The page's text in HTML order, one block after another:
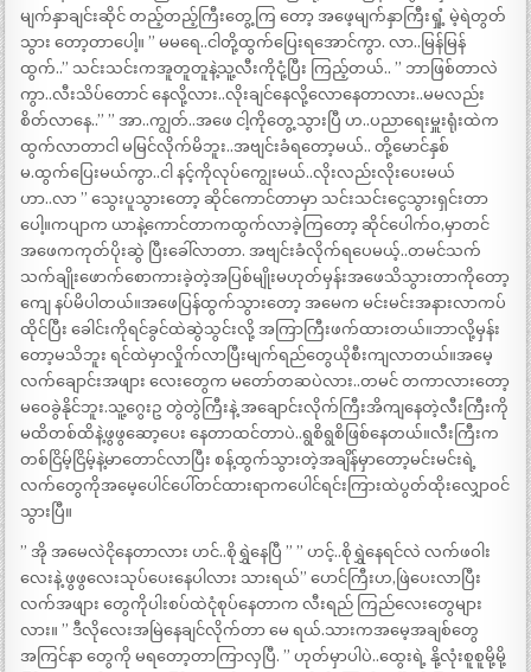
မျက်နှာချင်းဆိုင် တည့်တည့်ကြီးတွေ့ကြ တော့ အဖေ့မျက်နှာကြီးရှုံ့ မဲ့ရဲတွတ်
သွား တော့တာပေါ့။ ” မမရေ..ငါတို့ထွက်ပြေးရအောင်ကွာ. လာ..မြန်မြန်
ထွက်..” သင်းသင်းကအူတူတူနဲ့သူ့လီးကိုငုံ့ပြီး ကြည့်တယ်.. ” ဘာဖြစ်တာလဲ
ကွာ..လီးသိပ်တောင် နေလို့လား..လိုးချင်နေလို့လောနေတာလား..မမလည်း
စိတ်လာနေ..” ” အာ..ကျွတ်..အဖေ ငါ့ကိုတွေ့သွားပြီ ဟ..ပညာရေးမှူးရုံးထဲက
ထွက်လာတာငါ မမြင်လိုက်မိဘူး..အဗျင်းခံရတော့မယ်.. တို့မောင်နှစ်
မ.ထွက်ပြေးမယ်ကွာ..ငါ နင့်ကိုလုပ်ကျွေးမယ်..လိုးလည်းလိုးပေးမယ်
ဟာ..လာ ” သွေးပူသွားတော့ ဆိုင်ကောင်တာမှာ သင်းသင်းငွေသွားရှင်းတာ
ပေါ့။ကပျာက ယာနဲ့ကောင်တာကထွက်လာခဲ့ကြတော့ ဆိုင်ပေါက်ဝ,မှာတင်
အဖေကကုတ်ပိုးဆွဲ ပြီးခေါ်လာတာ. အဗျင်းခံလိုက်ရပေမယ့်..တမင်သက်
သက်ချိုးဖောက်စောကားခဲ့တဲ့အပြစ်မျိုးမဟုတ်မှန်းအဖေသိသွားတာကိုတော့
ကျေ နပ်မိပါတယ်။အဖေပြန်ထွက်သွားတော့ အမေက မင်းမင်းအနားလာကပ်
ထိုင်ပြီး ခေါင်းကိုရင်ခွင်ထဲဆွဲသွင်းလို့ အကြာကြီးဖက်ထားတယ်။ဘာလို့မှန်း
တော့မသိဘူး ရင်ထဲမှာလှိုက်လာပြီးမျက်ရည်တွေယိုစီးကျလာတယ်။အမေ့
လက်ချောင်းအဖျား လေးတွေက မတော်တဆပဲလား..တမင် တကာလားတော့
မဝေခွဲနိုင်ဘူး.သူ့ဂွေးဥ တွဲတွဲကြီးနဲ့ အချောင်းလိုက်ကြီးအိကျနေတဲ့လီးကြီးကို
မထိတစ်ထိနဲ့ဖွဖွဆော့ပေး နေတာထင်တာပဲ..ရွစိရွစိဖြစ်နေတယ်။လီးကြီးက
တစ်ငြိမ့်ငြိမ့်နဲ့မာတောင်လာပြီး စန့်ထွက်သွားတဲ့အချိန်မှာတော့မင်းမင်းရဲ့
လက်တွေကိုအမေ့ပေါင်ပေါ်တင်ထားရာကပေါင်ရင်းကြားထဲပွတ်ထိုးလျှောဝင်
သွားပြီ။
” အို အမေလဲငိုနေတာလား ဟင်..စိုရွှဲနေပြီ ” ” ဟင့်..စိုရွှဲနေရင်လဲ လက်ဖဝါး
လေးနဲ့ ဖွဖွလေးသုပ်ပေးနေပါလား သားရယ်” ပောင်ကြီးဟ,ဖြဲပေးလာပြီး
လက်အဖျား တွေကိုပါးစပ်ထဲငုံစုပ်နေတာက လီးရည် ကြည်လေးတွေများ
လား။ ” ဒီလိုလေးအမြဲနေချင်လိုက်တာ မေ ရယ်.သားကအမေ့အချစ်တွေ
အကြင်နာ တွေကို မရတော့တာကြာလှပြီ. ” ဟုတ်မှာပါပဲ..ထွေးရဲ့ နို့လုံးစူစူမို့မို့